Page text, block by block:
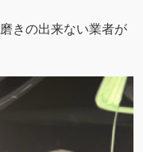
きの出来ない業者が